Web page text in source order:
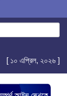
[ ১০ এপ্রিল, ২০২৬ ]